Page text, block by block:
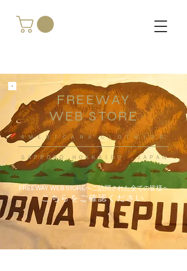
FREEWAY
WEB STORE
​ＡＭＥＲＩＣＡＮＡ ＣＬＯＴＨＩＮＧ
ＳＡＰＰＯＲＯ ＨＯＫＫＡＩＤＯ ，ＪＡＰＡＮ
FREEWAY WEB STOREへご訪問された全ての皆様へ
こちらをご確認ください